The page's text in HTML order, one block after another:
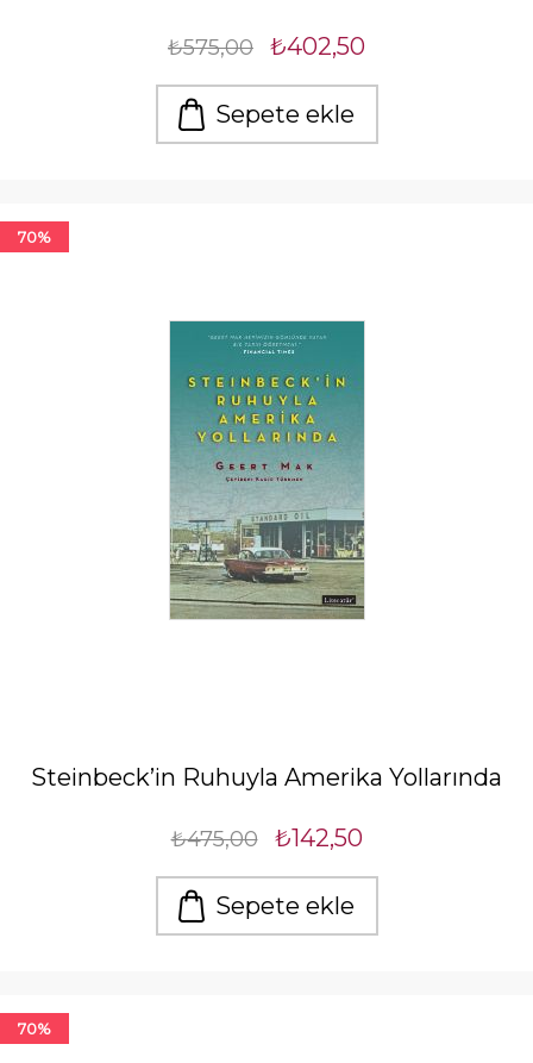
₺575,00 ₺402,50
Sepete ekle
70%
Steinbeck’in Ruhuyla Amerika Yollarında
₺475,00 ₺142,50
Sepete ekle
70%